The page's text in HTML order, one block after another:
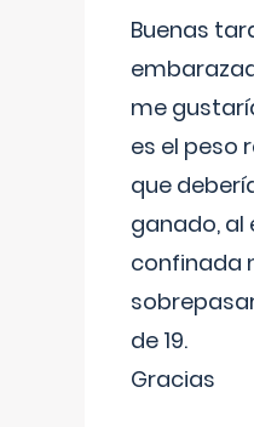
Buenas
me
es el peso
que
ganado, al
confinada
de 19.
Gracias